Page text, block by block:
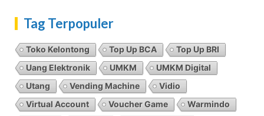
Tag Terpopuler
Toko Kelontong Top Up BCA
Top Up BRI
Uang Elektronik
UMKM
UMKM Digital
Utang
Vending Machine
Vidio
Virtual Account
Voucher Game
Warmindo